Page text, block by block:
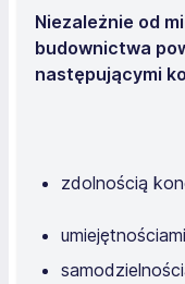
Niezależnie od
budownictwa
następującymi
zdolnością